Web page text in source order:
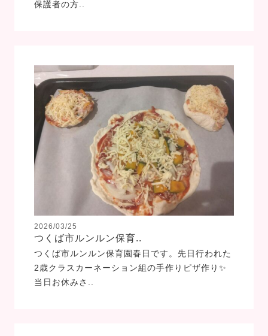
保護者の方..
2026/03/25
つくば市ルンルン保育..
つくば市ルンルン保育園春日です。先日行われた
2歳クラスカーネーション組の手作りピザ作り✨
当日お休みさ..